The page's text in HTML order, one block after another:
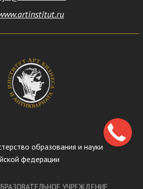
образования и науки
федерации
УЧРЕЖДЕНИЕ